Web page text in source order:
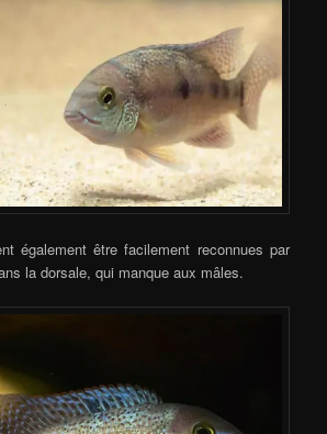
également être facilement reconnues par
la dorsale, qui manque aux mâles.